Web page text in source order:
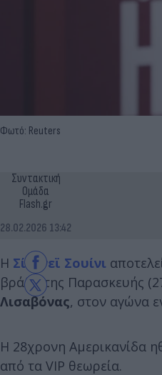
Φωτό: Reuters
Συντακτική
Ομάδα
Flash.gr
28.02.2026 13:42
Η Σίντνεϊ Σουίνι
βράδυ της Παρασκευής
Λισαβόνας, στον αγώνα
Η 28χρονη Αμερικανίδα
από τα VIP θεωρεία.